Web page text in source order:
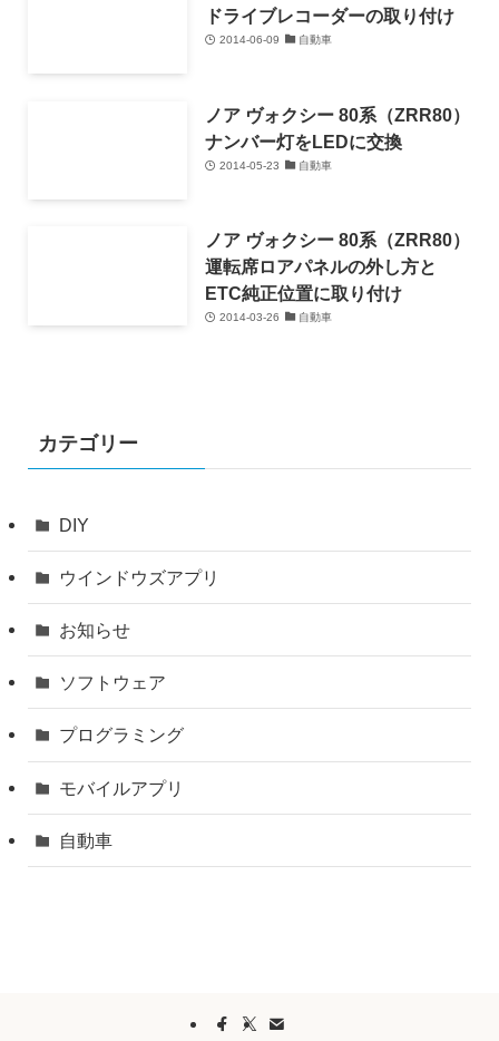
ドライブレコーダーの取り付け
2014-06-09 自動車
ノア ヴォクシー 80系（ZRR80）
ナンバー灯をLEDに交換
2014-05-23 自動車
ノア ヴォクシー 80系（ZRR80）
運転席ロアパネルの外し方と
ETC純正位置に取り付け
2014-03-26 自動車
カテゴリー
DIY
ウインドウズアプリ
お知らせ
ソフトウェア
プログラミング
モバイルアプリ
自動車